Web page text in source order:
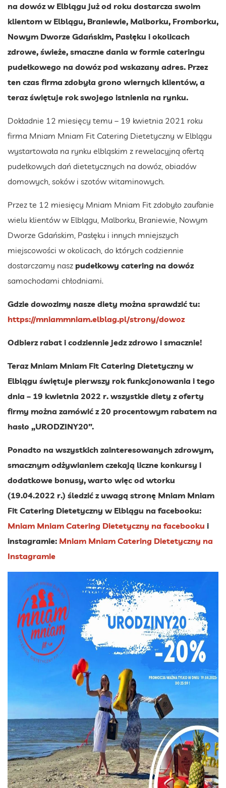
na dowóz w Elblągu już od roku dostarcza swoim
klientom w Elblągu, Braniewie, Malborku, Fromborku,
Nowym Dworze Gdańskim, Pasłęku i okolicach
zdrowe, świeże, smaczne dania w formie cateringu
pudełkowego na dowóz pod wskazany adres. Przez
ten czas firma zdobyła grono wiernych klientów, a
teraz świętuje rok swojego istnienia na rynku.
Dokładnie 12 miesięcy temu – 19 kwietnia 2021 roku
firma Mniam Mniam Fit Catering Dietetyczny w Elblągu
wystartowała na rynku elbląskim z rewelacyjną ofertą
pudełkowych dań dietetycznych na dowóz, obiadów
domowych, soków i szotów witaminowych.
Przez te 12 miesięcy Mniam Mniam Fit zdobyło zaufanie
wielu klientów w Elblągu, Malborku, Braniewie, Nowym
Dworze Gdańskim, Pasłęku i innych mniejszych
miejscowości w okolicach, do których codziennie
dostarczamy nasz pudełkowy catering na dowóz
samochodami chłodniami.
Gdzie dowozimy nasze diety można sprawdzić tu:
https://mniammniam.elblag.pl/strony/dowoz
Odbierz rabat i codziennie jedz zdrowo i smacznie!
Teraz Mniam Mniam Fit Catering Dietetyczny w
Elblągu świętuje pierwszy rok funkcjonowania i tego
dnia – 19 kwietnia 2022 r. wszystkie diety z oferty
firmy można zamówić z 20 procentowym rabatem na
hasło „URODZINY20”.
Ponadto na wszystkich zainteresowanych zdrowym,
smacznym odżywianiem czekają liczne konkursy i
dodatkowe bonusy, warto więc od wtorku
(19.04.2022 r.) śledzić z uwagą stronę Mniam Mniam
Fit Catering Dietetyczny w Elblągu na facebooku:
Mniam Mniam Catering Dietetyczny na facebooku i
instagramie: Mniam Mniam Catering Dietetyczny na
Instagramie